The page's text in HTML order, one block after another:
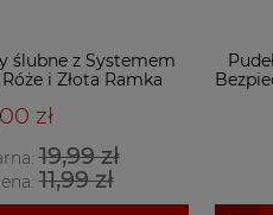
ślubne z Systemem
i Złota Ramka
zł
19,99 zł
11,99 zł